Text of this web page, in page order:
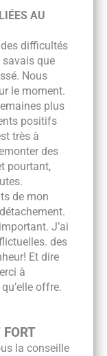
AU
des difficultés
que
Nous
le moment.
plus
positifs
très à
des
pourtant,
de mon
J’ai
des
Et dire
à
offre.
FORT
la conseille